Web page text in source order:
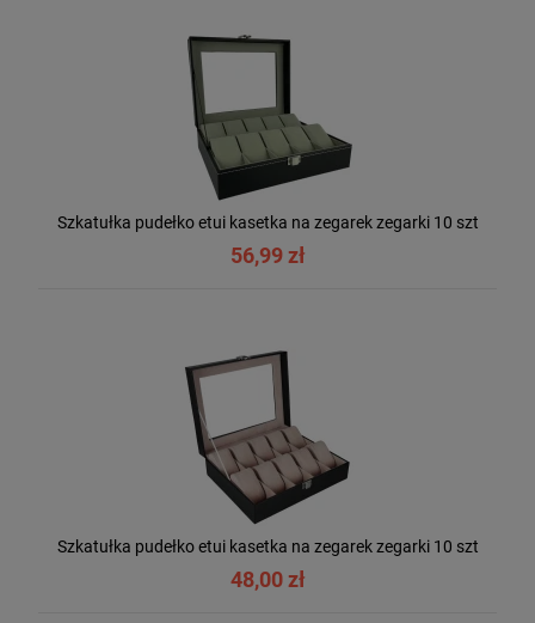
Szkatułka pudełko etui kasetka na zegarek zegarki 10 szt
56,99 zł
Szkatułka pudełko etui kasetka na zegarek zegarki 10 szt
48,00 zł